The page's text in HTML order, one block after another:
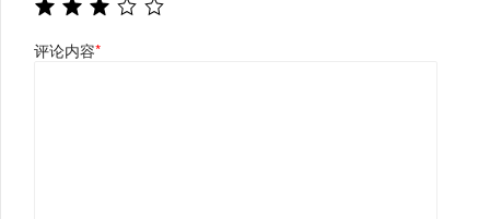
评论内容*